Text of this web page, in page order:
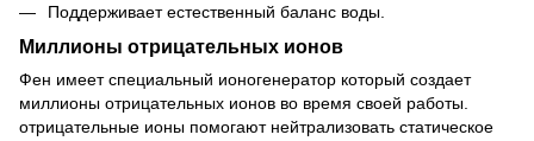
Поддерживает естественный баланс воды.
Миллионы отрицательных ионов
Фен имеет специальный ионогенератор который создает
миллионы отрицательных ионов во время своей работы.
отрицательные ионы помогают нейтрализовать статическое